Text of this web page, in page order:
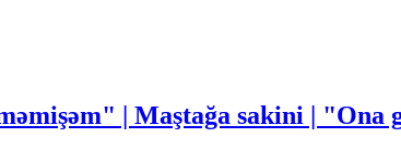
| Maştağa sakini |